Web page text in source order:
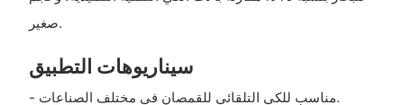
صغير.
سيناريوهات التطبيق
- مناسب للكي التلقائي للقمصان في مختلف الصناعات.